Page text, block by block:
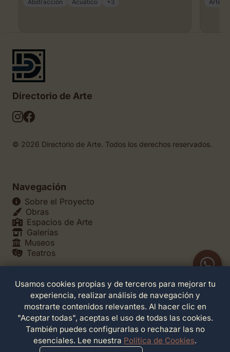
Abstracción Acuático +3 Arte
Directorio de Arte
© 2026 Directorio de Arte. Todos los derechos reservados.
Navegación
Sobre el Proyecto
Obras
Espacios de Arte
Galerías
Museos
Teatros
Legales
Política de Privacidad
Política de Cookies
Configuración de Cookies
Términos de Servicio
Contacto
Usamos cookies propias y de terceros para mejorar tu
experiencia, realizar análisis de navegación y
mostrarte contenidos relevantes. Al hacer clic en
"Aceptar todas", aceptas el uso de todas las cookies.
También puedes configurarlas o rechazar las no
esenciales. Lee nuestra Política de Cookies.